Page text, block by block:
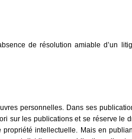
de résolution amiable d’un
personnelles. Dans ses
sur les publications et se réserve le
intellectuelle. Mais en